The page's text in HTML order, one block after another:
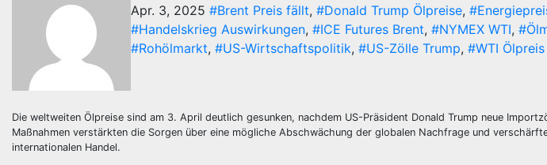
Apr. 3, 2025 #Brent Preis fällt, #Donald Trump Ölpreise,
#Handelskrieg Auswirkungen, #ICE Futures Brent, #NYMEX WTI,
#Rohölmarkt, #US-Wirtschaftspolitik, #US-Zölle Trump, #WTI
Die weltweiten Ölpreise sind am 3. April deutlich gesunken, nachdem US-Präsident Donald Trump neue
Maßnahmen verstärkten die Sorgen über eine mögliche Abschwächung der globalen Nachfrage und
internationalen Handel.